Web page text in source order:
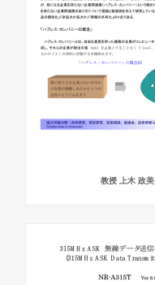
教授 上木 政美